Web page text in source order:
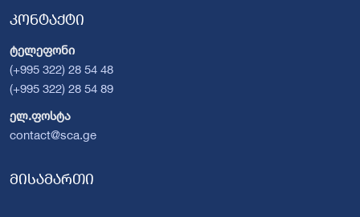
კონტაქტი
ტელეფონი
(+995 322) 28 54 48
(+995 322) 28 54 89
ელ.ფოსტა
contact@sca.ge
მისამართი